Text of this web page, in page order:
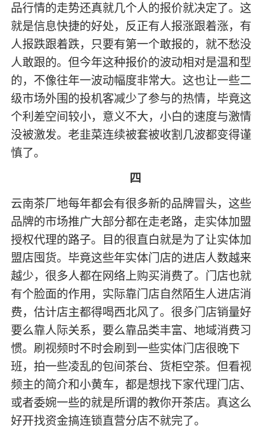
品行情的走势还真就几个人的报价就决定了。这
就是信息快捷的好处，反正有人报涨跟着涨，有
人报跌跟着跌，只要有第一个敢报的，就不愁没
人敢跟的。但今年这种报价的波动相对是温和型
的，不像往年一波动幅度非常大。这也让一些二
级市场外围的投机客减少了参与的热情，毕竟这
个利差空间较小，意义不大，小白的速度与激情
没被激发。老韭菜连续被套被收割几波都变得谨
慎了。
四
云南茶厂地每年都会有很多新的品牌冒头，这些
品牌的市场推广大部分都在走老路，走实体加盟
授权代理的路子。目的很直白就是为了让实体加
盟店囤货。毕竟这些年实体门店的进店人数越来
越少，很多人都在网络上购买消费了。门店也就
有个脸面的作用，实际靠门店自然陌生人进店消
费，估计店主都得喝西北风了。很多门店销量好
要么靠人际关系，要么靠品类丰富、地域消费习
惯。刷视频时不时会刷到一些实体门店很晚下
班，拍一些凌乱的包间茶台、货柜空茶。但看视
频主的简介和小黄车，都是想找下家代理门店、
或者委婉一些的就是所谓的教你开茶店。真这么
好开找资金搞连锁直营分店不就完了。